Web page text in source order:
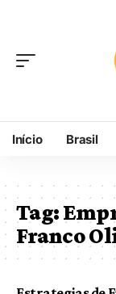
Início Brasil
Tag:
Franco